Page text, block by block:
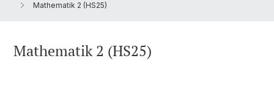
Mathematik 2 (HS25)
Mathematik 2 (HS25)